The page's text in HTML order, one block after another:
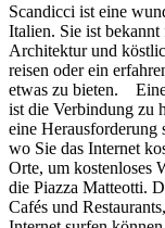
Scandicci ist eine
Italien. Sie ist bekannt
Architektur und
reisen oder ein
etwas zu bieten. Eine
ist die Verbindung zu
eine Herausforderung
wo Sie das Internet
Orte, um kostenloses
die Piazza Matteotti.
Cafés und